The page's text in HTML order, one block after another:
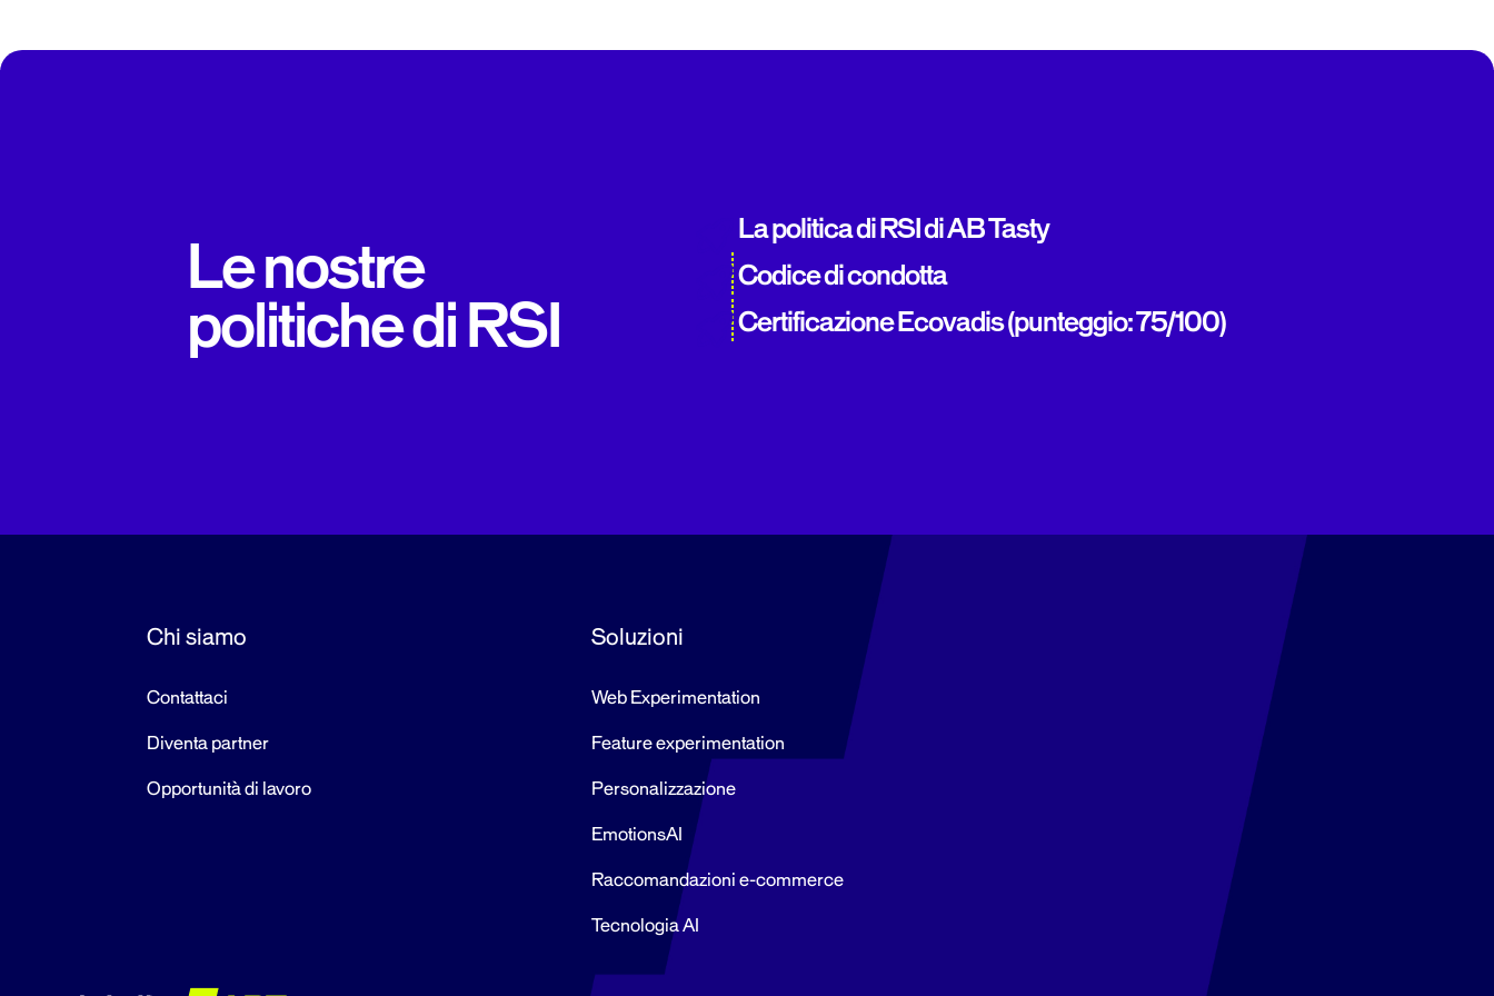
Le nostre
politiche di RSI
La politica di RSI di AB Tasty
Codice di condotta
Certificazione Ecovadis (punteggio: 75/100)
Chi siamo
Contattaci
Diventa partner
Opportunità di lavoro
Soluzioni
Web Experimentation
Feature experimentation
Personalizzazione
EmotionsAI
Raccomandazioni e-commerce
Tecnologia AI